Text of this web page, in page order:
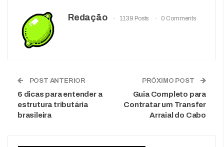
Redação 1139 Posts 0 Comments
POST ANTERIOR
6 dicas para entender a
estrutura tributária
brasileira
PRÓXIMO POST
Guia Completo para
Contratar um Transfer
Arraial do Cabo